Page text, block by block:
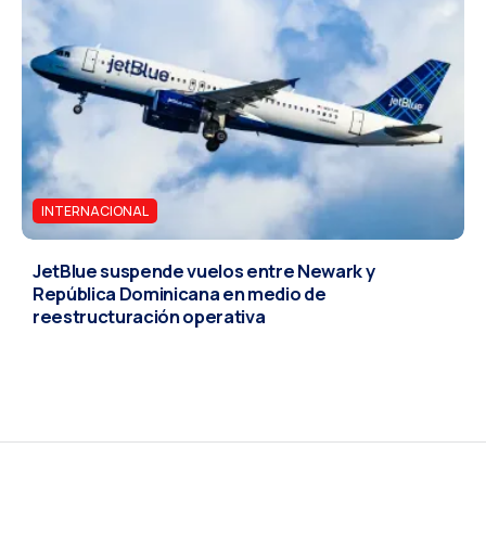
INTERNACIONAL
JetBlue suspende vuelos entre Newark y
República Dominicana en medio de
reestructuración operativa